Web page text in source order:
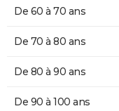
De 60 à 70 ans
De 70 à 80 ans
De 80 à 90 ans
De 90 à 100 ans